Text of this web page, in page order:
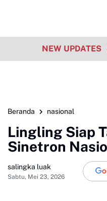
NEW UPDATES
Beranda nasional
Lingling Siap
Sinetron
salingka luak
Sabtu, Mei 23, 2026